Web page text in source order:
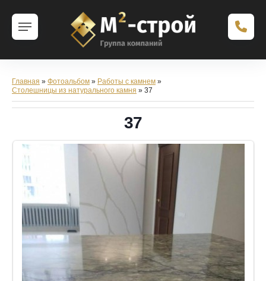
Главная » Фотоальбом » Работы с камнем »
Столешницы из натурального камня » 37
37